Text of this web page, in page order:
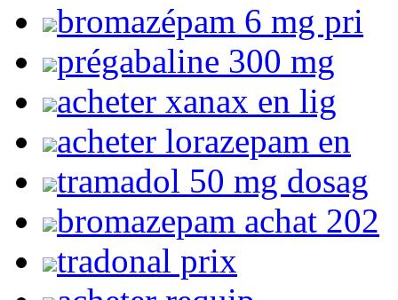
bromazépam 6 mg pri
prégabaline 300 mg
acheter xanax en lig
acheter lorazepam en
tramadol 50 mg dosag
bromazepam achat 202
tradonal prix